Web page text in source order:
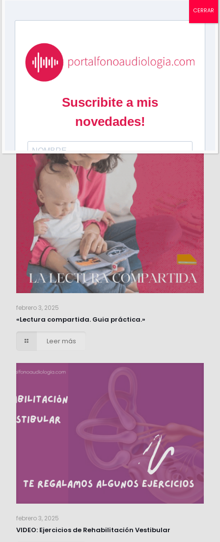
febrero 3, 2025
«Lectura compartida. Guia práctica.»
Leer más
febrero 3, 2025
VIDEO: Ejercicios de Rehabilitación Vestibular
CERRAR